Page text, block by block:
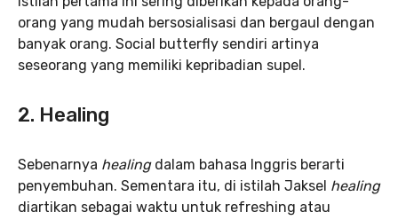
orang yang mudah bersosialisasi dan bergaul dengan
banyak orang. Social butterfly sendiri artinya
seseorang yang memiliki kepribadian supel.
2. Healing
Sebenarnya healingdalam bahasa Inggris berarti
penyembuhan. Sementara itu, di istilah Jaksel healing
diartikan sebagai waktu untuk refreshing atau